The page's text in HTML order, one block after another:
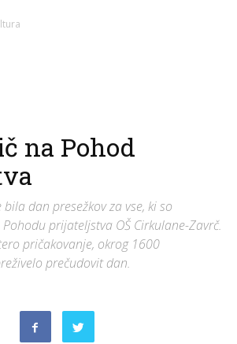
na Pohod
dan presežkov za vse, ki so
prijateljstva OŠ Cirkulane-Zavrč.
pričakovanje, okrog 1600
prečudovit dan.